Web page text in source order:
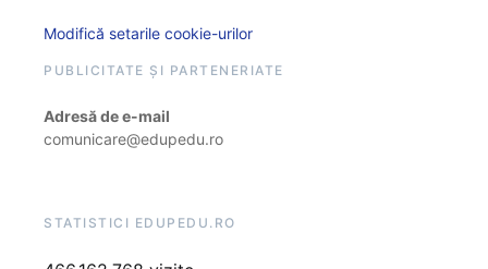
Modifică setarile cookie-urilor
PUBLICITATE ȘI PARTENERIATE
Adresă de e-mail
comunicare@edupedu.ro
STATISTICI EDUPEDU.RO